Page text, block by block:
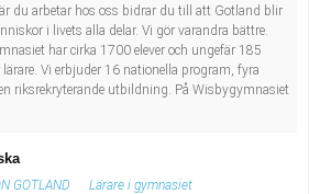
du arbetar hos oss bidrar du till att Gotland blir
i livets alla delar. Vi gör varandra bättre.
har cirka 1700 elever och ungefär 185
Vi erbjuder 16 nationella program, fyra
riksrekryterande utbildning. På Wisbygymnasiet
GOTLAND Lärare i gymnasiet